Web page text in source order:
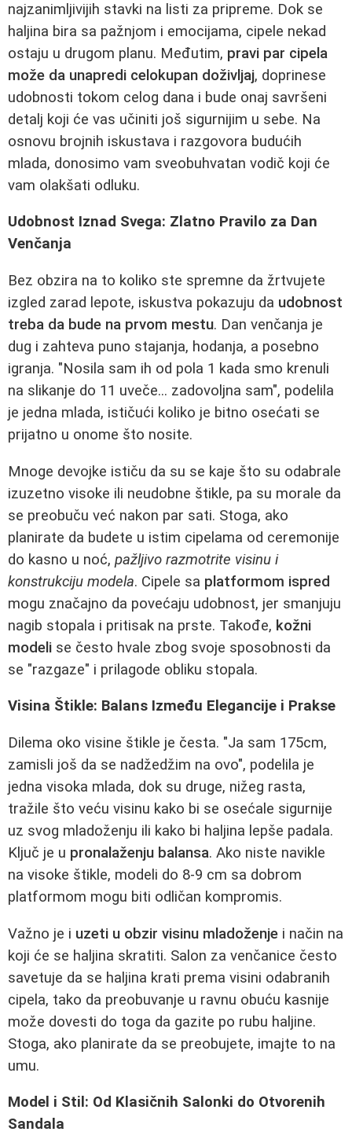
najzanimljivijih stavki na listi za pripreme. Dok se
haljina bira sa pažnjom i emocijama, cipele nekad
ostaju u drugom planu. Međutim, pravi par cipela
može da unapredi celokupan doživljaj, doprinese
udobnosti tokom celog dana i bude onaj savršeni
detalj koji će vas učiniti još sigurnijim u sebe. Na
osnovu brojnih iskustava i razgovora budućih
mlada, donosimo vam sveobuhvatan vodič koji će
vam olakšati odluku.
Udobnost Iznad Svega: Zlatno Pravilo za Dan
Venčanja
Bez obzira na to koliko ste spremne da žrtvujete
izgled zarad lepote, iskustva pokazuju da udobnost
treba da bude na prvom mestu. Dan venčanja je
dug i zahteva puno stajanja, hodanja, a posebno
igranja. "Nosila sam ih od pola 1 kada smo krenuli
na slikanje do 11 uveče... zadovoljna sam", podelila
je jedna mlada, ističući koliko je bitno osećati se
prijatno u onome što nosite.
Mnoge devojke ističu da su se kaje što su odabrale
izuzetno visoke ili neudobne štikle, pa su morale da
se preobuču već nakon par sati. Stoga, ako
planirate da budete u istim cipelama od ceremonije
do kasno u noć, pažljivo razmotrite visinu i
konstrukciju modela. Cipele sa platformom ispred
mogu značajno da povećaju udobnost, jer smanjuju
nagib stopala i pritisak na prste. Takođe, kožni
modeli se često hvale zbog svoje sposobnosti da
se "razgaze" i prilagode obliku stopala.
Visina Štikle: Balans Između Elegancije i Prakse
Dilema oko visine štikle je česta. "Ja sam 175cm,
zamisli još da se nadžedžim na ovo", podelila je
jedna visoka mlada, dok su druge, nižeg rasta,
tražile što veću visinu kako bi se osećale sigurnije
uz svog mladoženju ili kako bi haljina lepše padala.
Ključ je u pronalaženju balansa. Ako niste navikle
na visoke štikle, modeli do 8-9 cm sa dobrom
platformom mogu biti odličan kompromis.
Važno je i uzeti u obzir visinu mladoženje i način na
koji će se haljina skratiti. Salon za venčanice često
savetuje da se haljina krati prema visini odabranih
cipela, tako da preobuvanje u ravnu obuću kasnije
može dovesti do toga da gazite po rubu haljine.
Stoga, ako planirate da se preobujete, imajte to na
umu.
Model i Stil: Od Klasičnih Salonki do Otvorenih
Sandala